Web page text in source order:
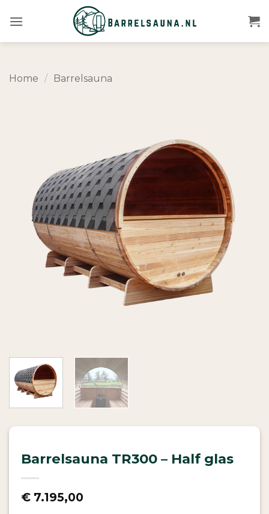
naar
Home / Barrelsauna
Barrelsauna TR300 – Half glas
€ 7.195,00